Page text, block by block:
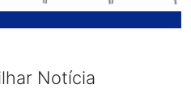
Notícia